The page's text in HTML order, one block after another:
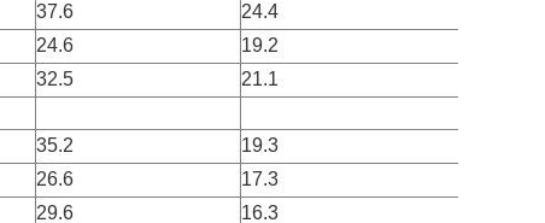
37.6 24.4
24.6 19.2
32.5 21.1
35.2 19.3
26.6 17.3
29.6 16.3